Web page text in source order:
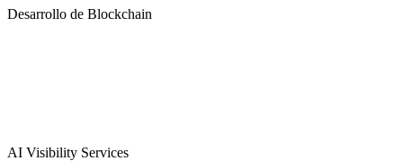
Desarrollo de Blockchain
AI Visibility Services